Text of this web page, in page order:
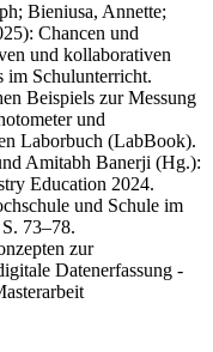
Bieniusa, Annette;
Chancen und
und kollaborativen
im Schulunterricht.
Beispiels zur Messung
und
Laborbuch (LabBook).
Amitabh Banerji (Hg.):
Education 2024.
und Schule im
73–78.
zur
Datenerfassung -